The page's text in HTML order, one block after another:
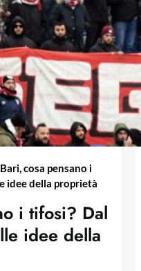
Bari, cosa pensano i
idee della proprietà
i tifosi? Dal
idee della